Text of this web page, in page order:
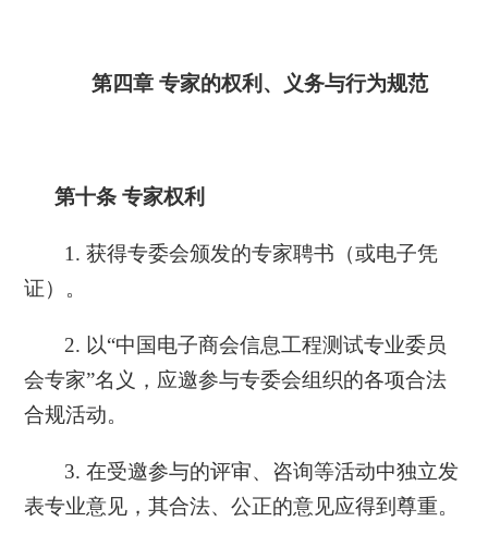
第四章 专家的权利、义务与行为规范
第十条 专家权利
1. 获得专委会颁发的专家聘书（或电子凭
证）。
2. 以“中国电子商会信息工程测试专业委员
会专家”名义，应邀参与专委会组织的各项合法
合规活动。
3. 在受邀参与的评审、咨询等活动中独立发
表专业意见，其合法、公正的意见应得到尊重。